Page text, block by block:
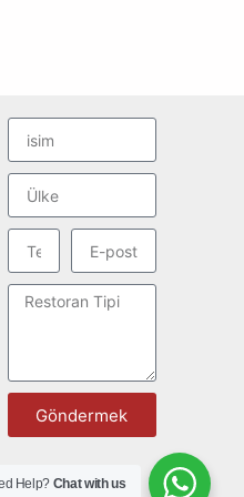
Göndermek
Help? Chat with us